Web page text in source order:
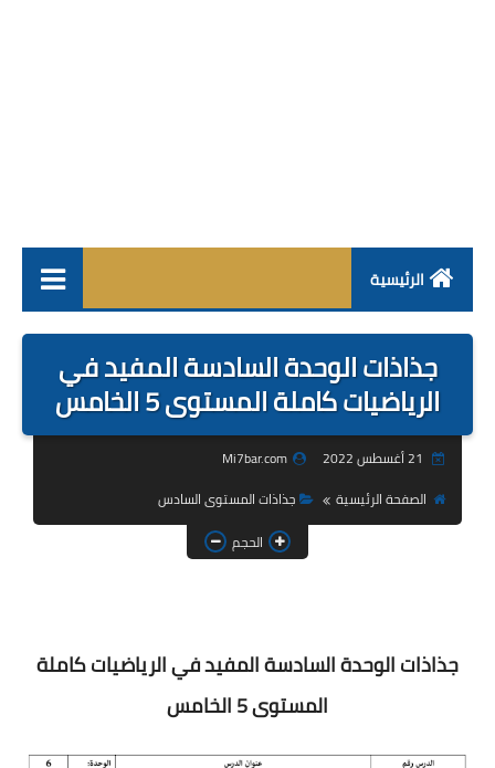
الرئيسية
فروض
جذاذات
مباراة
مستجدات
استعمال الزمن
كراسات الدعم
بحوث
جذاذات الوحدة السادسة المفيد في
الرياضيات كاملة المستوى 5 الخامس
Mi7bar.com
الصفحة الرئيسية
جذاذات المستوى السادس
الحجم
جذاذات الوحدة السادسة المفيد في الرياضيات كاملة
المستوى 5 الخامس